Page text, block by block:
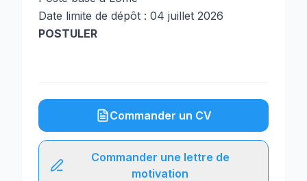
Date limite de dépôt : 04 juillet 2026
POSTULER
Commander un CV
Commander une lettre de
motivation